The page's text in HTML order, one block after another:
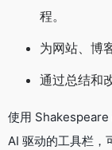
程。
为网站、博
通过总结和
使用 Shakespeare
AI 驱动的工具栏，